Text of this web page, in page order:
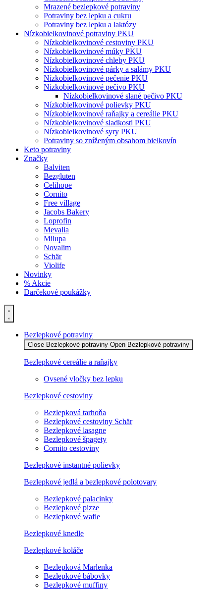
Mrazené bezlepkové potraviny
Potraviny bez lepku a cukru
Potraviny bez lepku a laktózy
Nízko­bielkovinové potraviny PKU
Nízko­bielkovinové cestoviny PKU
Nízko­bielkovinové múky PKU
Nízkobielkovinové chleby PKU
Nízkobielkovinové párky a salámy PKU
Nízkobielkovinové pečenie PKU
Nízkobielkovinové pečivo PKU
Nízkobielkovinové slané pečivo PKU
Nízkobielkovinové polievky PKU
Nízkobielkovinové raňajky a cereálie PKU
Nízkobielkovinové sladkosti PKU
Nízkobielkovinové syry PKU
Potraviny so zníženým obsahom bielkovín
Keto potraviny
Značky
Balviten
Bezgluten
Celihope
Cornito
Free village
Jacobs Bakery
Loprofin
Mevalia
Milupa
Novalim
Schär
Violife
Novinky
% Akcie
Darčekové poukážky
Bezlepkové potraviny
Close Bezlepkové potraviny Open Bezlepkové potraviny
Bezlepkové cereálie a raňajky
Ovsené vločky bez lepku
Bezlepkové cestoviny
Bezlepková tarhoňa
Bezlepkové cestoviny Schär
Bezlepkové lasagne
Bezlepkové špagety
Cornito cestoviny
Bezlepkové instantné polievky
Bezlepkové jedlá a bezlepkové polotovary
Bezlepkové palacinky
Bezlepkové pizze
Bezlepkové wafle
Bezlepkové knedle
Bezlepkové koláče
Bezlepková Marlenka
Bezlepkové bábovky
Bezlepkové muffiny